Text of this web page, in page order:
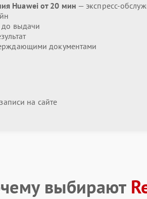
Huawei от 20 мин — экспресс-
до выдачи
документами
на сайте
выбирают